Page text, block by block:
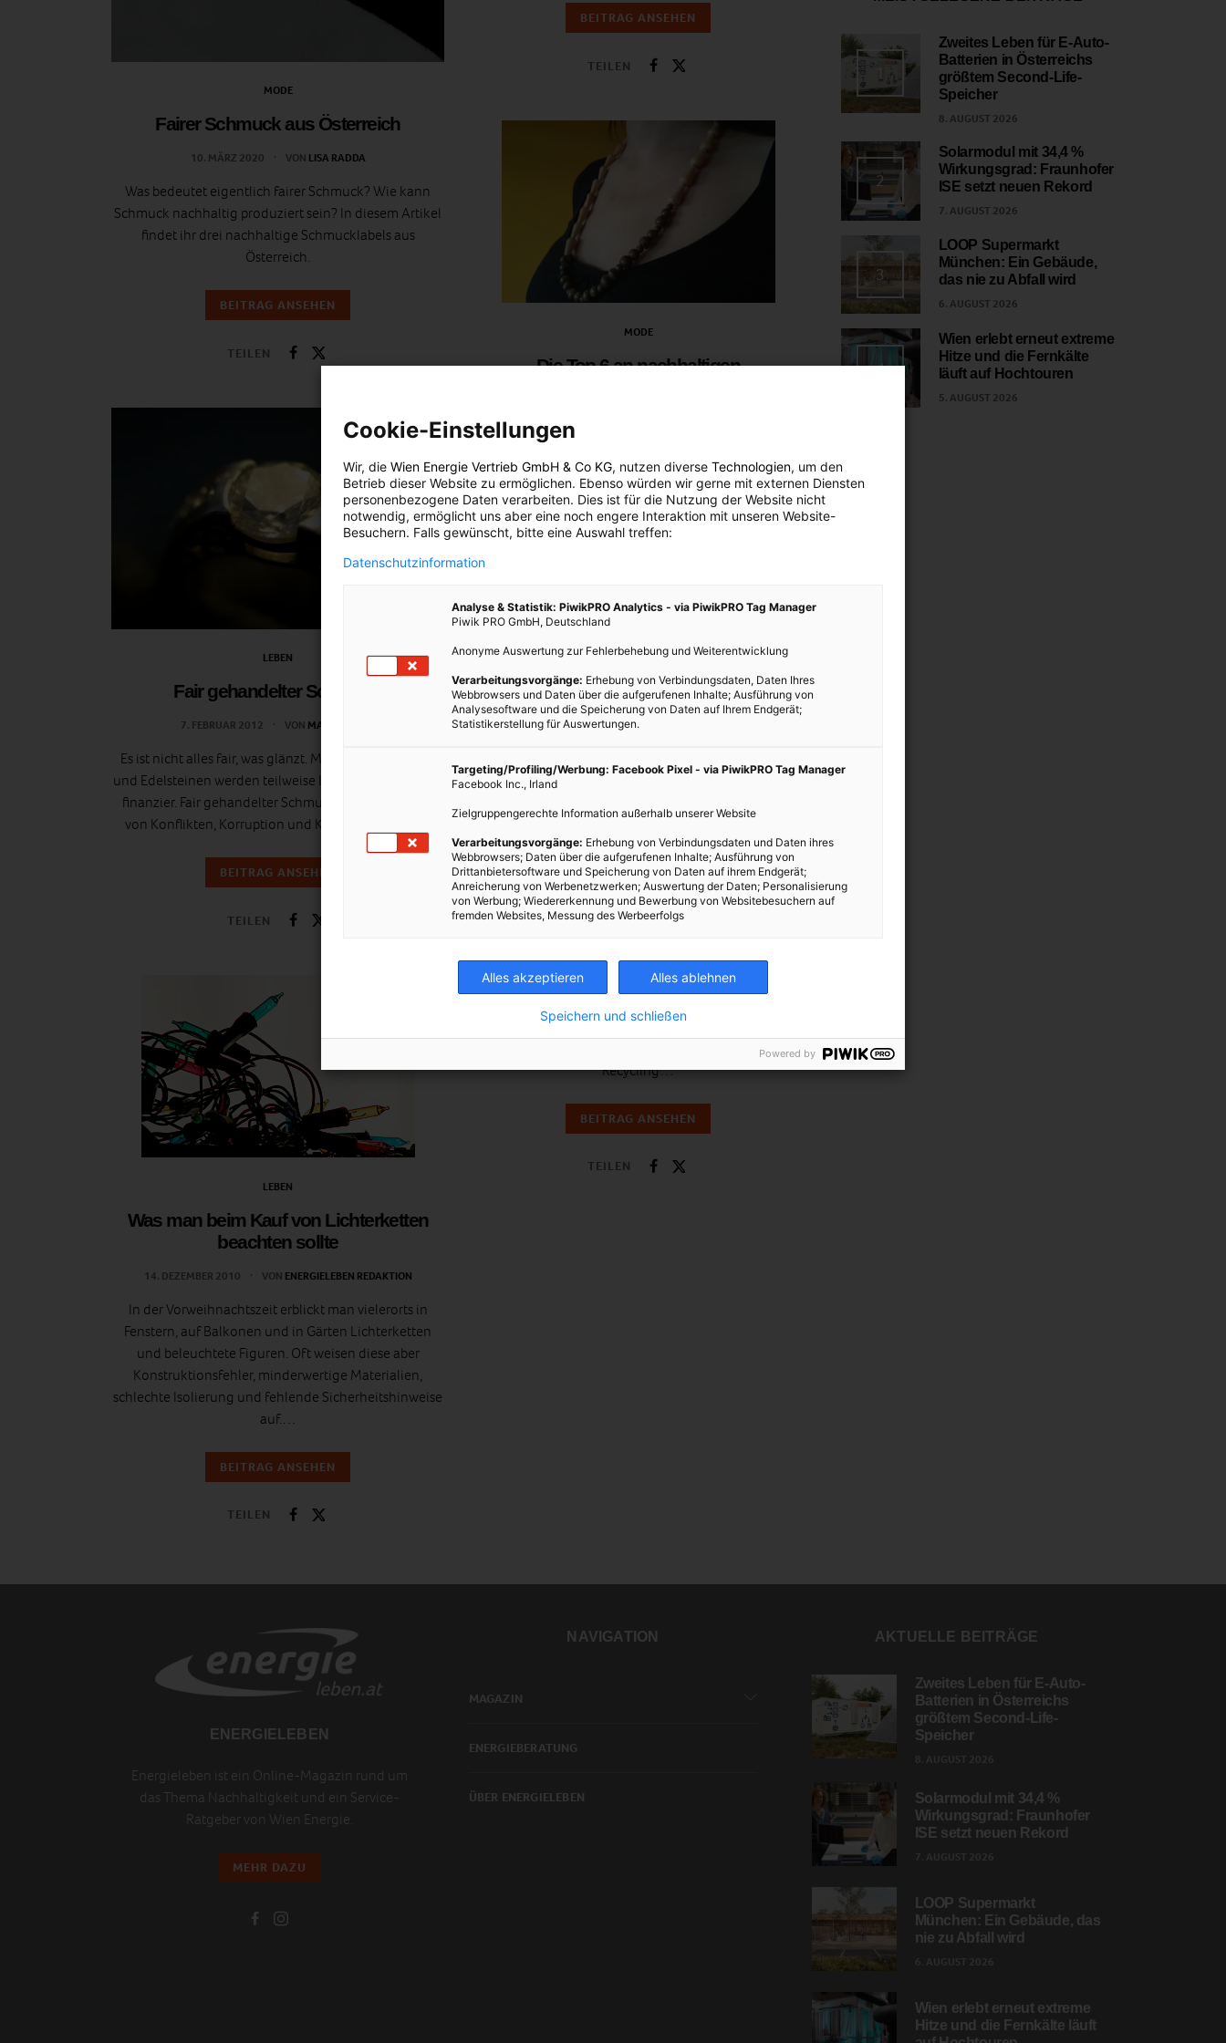
MODE
Fairer Schmuck aus Österreich
10. MÄRZ 2020 VON LISA RADDA
Was bedeutet eigentlich fairer Schmuck? Wie kann
Schmuck nachhaltig produziert sein? In diesem Artikel
findet ihr drei nachhaltige Schmucklabels aus
Österreich.
BEITRAG ANSEHEN
TEILEN
LEBEN
Fair gehandelter Schmuck
7. FEBRUAR 2012 VON MARTINA LIEL
Es ist nicht alles fair, was glänzt. Mit Gold, Diamanten
und Edelsteinen werden teilweise Kriege und Konflikte
finanzier. Fair gehandelter Schmuck dagegen ist frei
von Konflikten, Korruption und Kinderarbeit und…
BEITRAG ANSEHEN
TEILEN
LEBEN
Was man beim Kauf von Lichterketten
beachten sollte
14. DEZEMBER 2010 VON ENERGIELEBEN REDAKTION
In der Vorweihnachtszeit erblickt man vielerorts in
Fenstern, auf Balkonen und in Gärten Lichterketten
und beleuchtete Figuren. Oft weisen diese aber
Konstruktionsfehler, minderwertige Materialien,
schlechte Isolierung und fehlende Sicherheitshinweise
auf.…
BEITRAG ANSEHEN
TEILEN
BEITRAG ANSEHEN
TEILEN
MODE
Die Top 6 an nachhaltigen
zwar in den unterschiedlichsten Ausführungen und
Interpretationen.
LEBEN
Kunststoff: Aus diesem Stoff wird Kunst
gemacht!
Wenn man an PET-Flaschen denkt, drängt sich einem
die unschön auf Wiesen oder am Straßenrand
herumliegen. Vielleicht denkt man aber auch an
Recycling…
BEITRAG ANSEHEN
TEILEN
Zweites Leben für E-Auto-
Batterien in Österreichs
größtem Second-Life-
Speicher
8. AUGUST 2026
2
Solarmodul mit 34,4 %
Wirkungsgrad: Fraunhofer
ISE setzt neuen Rekord
7. AUGUST 2026
3
LOOP Supermarkt
München: Ein Gebäude,
das nie zu Abfall wird
6. AUGUST 2026
4
Wien erlebt erneut extreme
Hitze und die Fernkälte
läuft auf Hochtouren
5. AUGUST 2026
ENERGIELEBEN
Energieleben ist ein Online-Magazin rund um
das Thema Nachhaltigkeit und ein Service-
Ratgeber von Wien Energie.
MEHR DAZU
NAVIGATION
MAGAZIN
ENERGIEBERATUNG
ÜBER ENERGIELEBEN
AKTUELLE BEITRÄGE
Zweites Leben für E-Auto-
Batterien in Österreichs
größtem Second-Life-
Speicher
Solarmodul mit 34,4 %
Wirkungsgrad: Fraunhofer
ISE setzt neuen Rekord
LOOP Supermarkt
München: Ein Gebäude, das
nie zu Abfall wird
Wien erlebt erneut extreme
Hitze und die Fernkälte läuft
Cookie-Einstellungen
Wir, die Wien Energie Vertrieb GmbH & Co KG, nutzen diverse Technologien, um den
Betrieb dieser Website zu ermöglichen. Ebenso würden wir gerne mit externen Diensten
personenbezogene Daten verarbeiten. Dies ist für die Nutzung der Website nicht
notwendig, ermöglicht uns aber eine noch engere Interaktion mit unseren Website-
Besuchern. Falls gewünscht, bitte eine Auswahl treffen:
Datenschutzinformation
Analyse & Statistik: PiwikPRO Analytics - via PiwikPRO Tag Manager
Piwik PRO GmbH, Deutschland
Anonyme Auswertung zur Fehlerbehebung und Weiterentwicklung
Verarbeitungsvorgänge: Erhebung von Verbindungsdaten, Daten Ihres
Webbrowsers und Daten über die aufgerufenen Inhalte; Ausführung von
Analysesoftware und die Speicherung von Daten auf Ihrem Endgerät;
Statistikerstellung für Auswertungen.
Targeting/Profiling/Werbung: Facebook Pixel - via PiwikPRO Tag Manager
Facebook Inc., Irland
Zielgruppengerechte Information außerhalb unserer Website
Verarbeitungsvorgänge: Erhebung von Verbindungsdaten und Daten ihres
Webbrowsers; Daten über die aufgerufenen Inhalte; Ausführung von
Drittanbietersoftware und Speicherung von Daten auf ihrem Endgerät;
Anreicherung von Werbenetzwerken; Auswertung der Daten; Personalisierung
von Werbung; Wiedererkennung und Bewerbung von Websitebesuchern auf
fremden Websites, Messung des Werbeerfolgs
Alles akzeptieren Alles ablehnen
Speichern und schließen
Powered by